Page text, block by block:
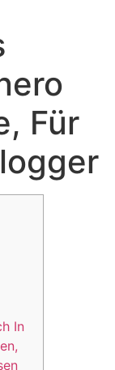
Für
In